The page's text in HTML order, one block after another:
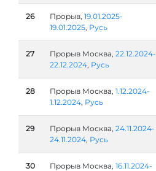
26 Прорыв, 19.01.2025-
19.01.2025, Русь
27 Прорыв Москва, 22.12.2024-
22.12.2024, Русь
28 Прорыв Москва, 1.12.2024-
1.12.2024, Русь
29 Прорыв Москва, 24.11.2024-
24.11.2024, Русь
30 Прорыв Москва, 16.11.2024-